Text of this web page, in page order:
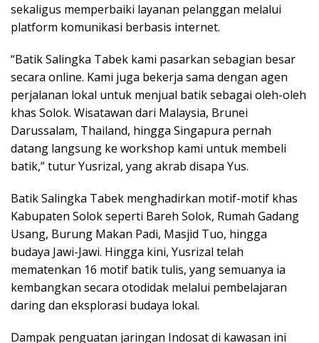
sekaligus memperbaiki layanan pelanggan melalui
platform komunikasi berbasis internet.
“Batik Salingka Tabek kami pasarkan sebagian besar
secara online. Kami juga bekerja sama dengan agen
perjalanan lokal untuk menjual batik sebagai oleh-oleh
khas Solok. Wisatawan dari Malaysia, Brunei
Darussalam, Thailand, hingga Singapura pernah
datang langsung ke workshop kami untuk membeli
batik,” tutur Yusrizal, yang akrab disapa Yus.
Batik Salingka Tabek menghadirkan motif-motif khas
Kabupaten Solok seperti Bareh Solok, Rumah Gadang
Usang, Burung Makan Padi, Masjid Tuo, hingga
budaya Jawi-Jawi. Hingga kini, Yusrizal telah
mematenkan 16 motif batik tulis, yang semuanya ia
kembangkan secara otodidak melalui pembelajaran
daring dan eksplorasi budaya lokal.
Dampak penguatan jaringan Indosat di kawasan ini